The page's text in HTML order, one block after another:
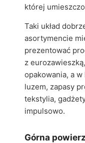
której
Taki układ
asortymencie
prezentować
z
opakowania, a
luzem, zapasy
tekstylia,
impulsowo.
Górna